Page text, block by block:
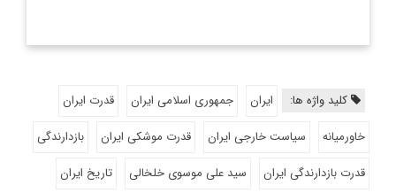
کلید واژه ها: ایران جمهوری اسلامی ایران
قدرت ایران
خاورمیانه
سیاست خارجی ایران قدرت موشکی ایران
بازدارندگی
قدرت بازدارندگی ایران
سید علی موسوی خلخالی تاریخ ایران